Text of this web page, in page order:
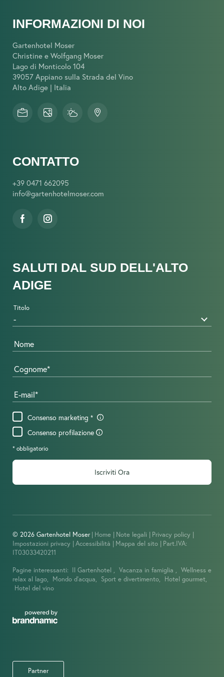
INFORMAZIONI DI NOI
Gartenhotel Moser
Christine e Wolfgang Moser
Lago di Monticolo 104
39057 Appiano sulla Strada del Vino
Alto Adige | Italia
CONTATTO
+39 0471 662095
info@gartenhotelmoser.com
SALUTI DAL SUD DELL'ALTO
ADIGE
Titolo
Nome
Cognome
E-mail
Consenso marketing
Consenso profilazione
* obbligatorio
Iscriviti Ora
© 2026 Gartenhotel Moser | Home | Note legali | Privacy policy |
Impostazioni privacy | Accessibilità | Mappa del sito | Part.IVA:
IT03033420211
Pagine interessanti: Il Gartenhotel , Vacanza in famiglia , Wellness e
relax al lago, Mondo d’acqua, Sport e divertimento, Hotel gourmet,
Hotel del vino
Partner